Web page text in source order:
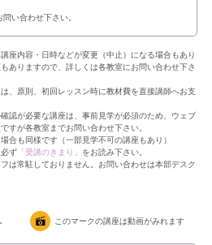
い合わせ下さい。
座内容・日時などが変更（中止）になる場合もあり
ありますので、詳しくは各教室にお問い合わせ下さ
、原則、初回レッスン時に教材費を直接講師へお支
認が必要な講座は、事前見学が必須のため、ウェブ
すが各教室までお問い合わせ下さい。
合も同様です（一部見学不可の講座もあり）
ず「受講のきまり」 をお読み下さい。
は常駐しておりません。お問い合わせは本部デスク
このマークの講座は動画がみれます